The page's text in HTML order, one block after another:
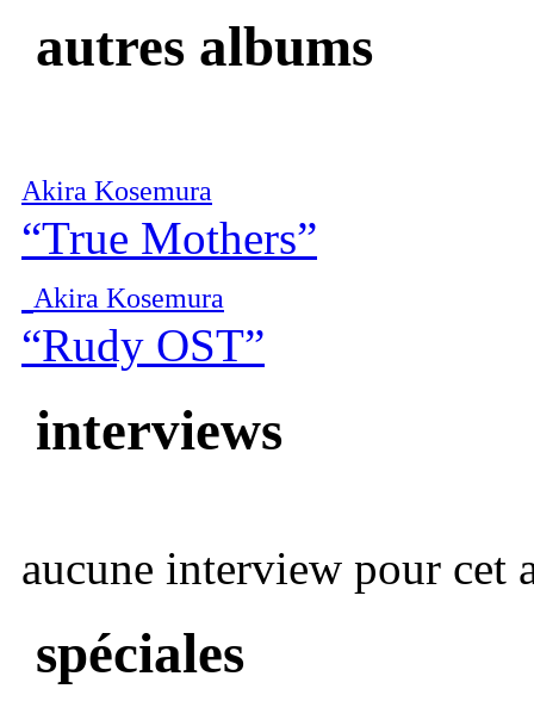
autres albums
Akira Kosemura
“True Mothers”
Akira Kosemura
“Rudy OST”
interviews
aucune interview pour cet
spéciales